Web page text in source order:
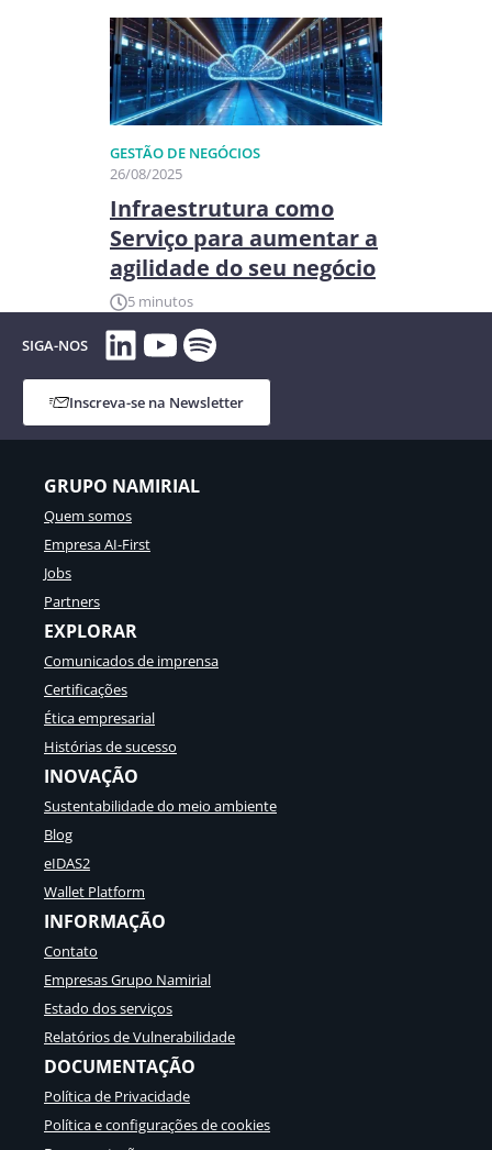
GESTÃO DE NEGÓCIOS​
26/08/2025
Infraestrutura como
Serviço para aumentar a
agilidade do seu negócio
5 minutos
SIGA-NOS LinkedIn
YouTube
Spotify
Inscreva-se na Newsletter
GRUPO NAMIRIAL
Quem somos
Empresa AI-First
Jobs
Partners
EXPLORAR
Comunicados de imprensa
Certificações
Ética empresarial
Histórias de sucesso
INOVAÇÃO
Sustentabilidade do meio ambiente
Blog
eIDAS2
Wallet Platform
INFORMAÇÃO
Contato
Empresas Grupo Namirial
Estado dos serviços
Relatórios de Vulnerabilidade
DOCUMENTAÇÃO
Política de Privacidade
Política e configurações de cookies